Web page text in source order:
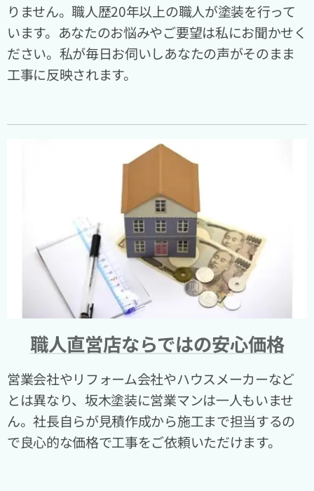
りません。職人歴20年以上の職人が塗装を行って
います。あなたのお悩みやご要望は私にお聞かせく
ださい。私が毎日お伺いしあなたの声がそのまま
工事に反映されます。
職人直営店ならではの安心価格
営業会社やリフォーム会社やハウスメーカーなど
とは異なり、坂木塗装に営業マンは一人もいませ
ん。社長自らが見積作成から施工まで担当するの
で良心的な価格で工事をご依頼いただけます。